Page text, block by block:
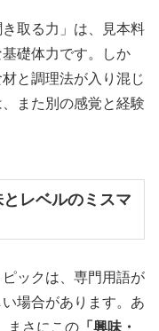
取る力」は、見本料
礎体力です。しか
と調理法が入り混じ
また別の感覚と経験
レベルのミスマ
ックは、専門用語が
場合があります。あ
まさにこの 「興味・